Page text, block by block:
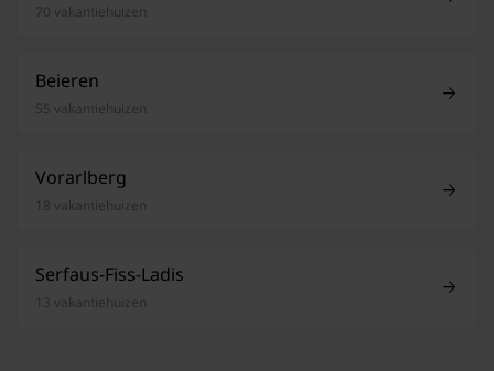
70 vakantiehuizen
Beieren
55 vakantiehuizen
Vorarlberg
18 vakantiehuizen
Serfaus-Fiss-Ladis
13 vakantiehuizen